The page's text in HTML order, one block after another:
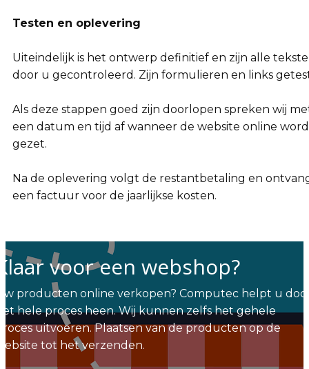
Testen en oplevering
Uiteindelijk is het ontwerp definitief en zijn alle
door u gecontroleerd. Zijn formulieren en links
Als deze stappen goed zijn doorlopen spreken wij
een datum en tijd af wanneer de website online
gezet.
Na de oplevering volgt de restantbetaling en
een factuur voor de jaarlijkse kosten.
voor een webshop?
producten online verkopen? Computec helpt u
hele proces heen. Wij kunnen zelfs het gehele
uitvoeren. Plaatsen van de producten op de
tot het verzenden.